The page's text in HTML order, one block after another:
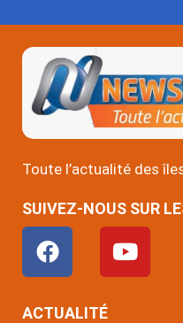
Toute l’actualité des
SUIVEZ-NOUS SUR
F
a
c
e
Y
o
u
ACTUALITÉ